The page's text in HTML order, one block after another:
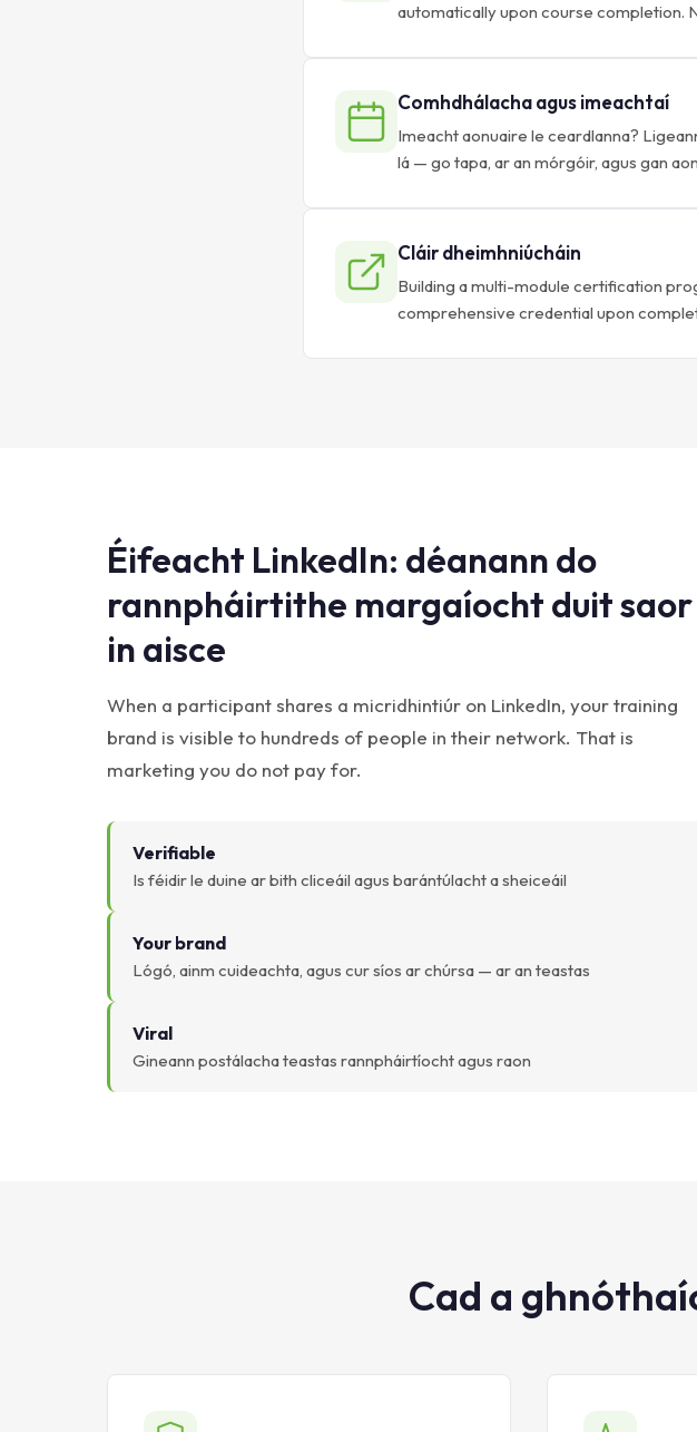
automatically upon course completion.
Comhdhálacha agus imeachtaí
Imeacht aonuaire le ceardlanna?
lá — go tapa, ar an mórgóir, agus gan
Cláir dheimhniúcháin
Building a multi-module certification
comprehensive credential upon
Éifeacht LinkedIn: déanann do
rannpháirtithe margaíocht duit saor
in aisce
When a participant shares a micridhintiúr on LinkedIn, your training
brand is visible to hundreds of people in their network. That is
marketing you do not pay for.
Verifiable
Is féidir le duine ar bith cliceáil agus barántúlacht a sheiceáil
Your brand
Lógó, ainm cuideachta, agus cur síos ar chúrsa — ar an teastas
Viral
Gineann postálacha teastas rannpháirtíocht agus raon
Cad a